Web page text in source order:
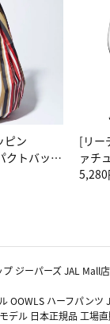
ピン
クトバッグ
（LC）ス
[リー
ァチ
ト（
5,280
ジーパーズ JAL Mall店
OOWLS ハーフパンツ
デル 日本正規品 工場